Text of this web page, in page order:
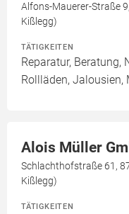
Alfons-Mauerer-Straße
Kißlegg)
TÄTIGKEITEN
Reparatur, Beratung,
Rollläden, Jalousien,
Alois Müller
Schlachthofstraße 61,
Kißlegg)
TÄTIGKEITEN